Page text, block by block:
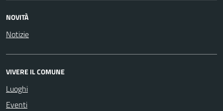
NOVITÀ
Notizie
VIVERE IL COMUNE
Luoghi
Eventi